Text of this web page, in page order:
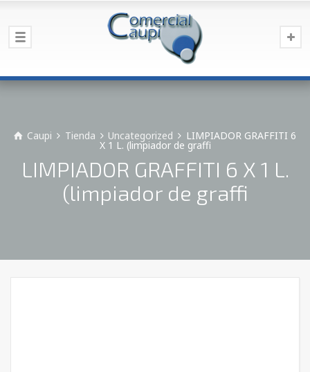
Caupi Tienda Uncategorized LIMPIADOR GRAFFITI 6
X 1 L. (limpiador de graffi
LIMPIADOR GRAFFITI 6 X 1 L.
(limpiador de graffi